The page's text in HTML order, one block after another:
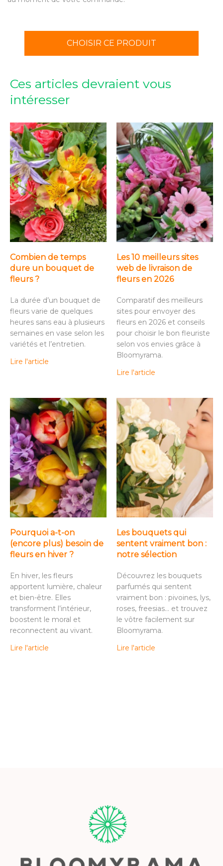
CHOISIR CE PRODUIT
Ces articles devraient vous
intéresser
Combien de temps
dure un bouquet de
fleurs ?
La durée d’un bouquet de
fleurs varie de quelques
heures sans eau à plusieurs
semaines en vase selon les
variétés et l’entretien.
Lire l'article
Les 10 meilleurs sites
web de livraison de
fleurs en 2026
Comparatif des meilleurs
sites pour envoyer des
fleurs en 2026 et conseils
pour choisir le bon fleuriste
selon vos envies grâce à
Bloomyrama.
Lire l'article
Pourquoi a-t-on
(encore plus) besoin de
fleurs en hiver ?
En hiver, les fleurs
apportent lumière, chaleur
et bien-être. Elles
transforment l’intérieur,
boostent le moral et
reconnectent au vivant.
Lire l'article
Les bouquets qui
sentent vraiment bon :
notre sélection
Découvrez les bouquets
parfumés qui sentent
vraiment bon : pivoines, lys,
roses, freesias… et trouvez
le vôtre facilement sur
Bloomyrama.
Lire l'article